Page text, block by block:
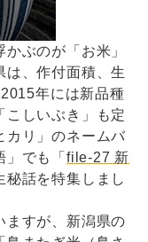
ぶのが「お米」
は、作付面積、生
年には新品種
こしいぶき」も定
カリ」のネームバ
でも「 file-27 新
秘話を特集しまし
すが、新潟県の